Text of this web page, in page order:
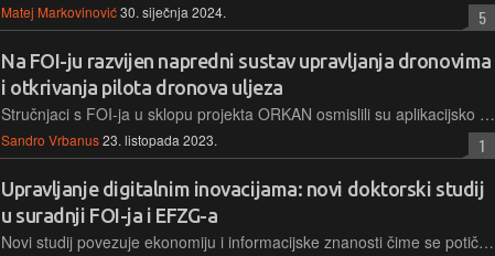
Matej Markovinović30. siječnja 2024. 5
Na FOI-ju razvijen napredni sustav upravljanja dronovima
i otkrivanja pilota dronova uljeza
Stručnjaci s FOI-ja u sklopu projekta ORKAN osmislili su aplikacijsko rješenje za upravljanje konstelacijom dronova i lociranje pilota uljeznog drona
Sandro Vrbanus23. listopada 2023. 1
Upravljanje digitalnim inovacijama: novi doktorski studij
u suradnji FOI-ja i EFZG-a
Novi studij povezuje ekonomiju i informacijske znanosti čime se potiče stvaranje novih interdisciplinarnih znanja stručnjaka na nacionalnoj i međunarodnoj razini